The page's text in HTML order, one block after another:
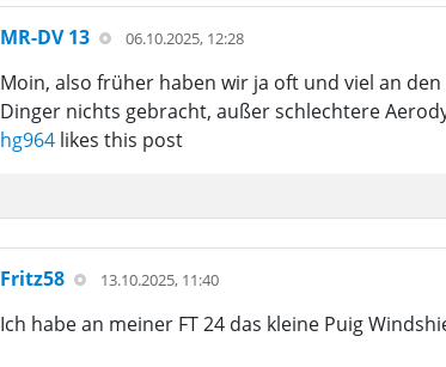
MR-DV 13 06.10.2025, 12:28
Moin, also früher haben wir ja oft und viel an
Dinger nichts gebracht, außer schlechtere
hg964likes this post
Fritz58 13.10.2025, 11:40
Ich habe an meiner FT 24 das kleine Puig